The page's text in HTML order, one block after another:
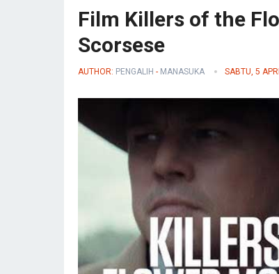
Film Killers of the
Scorsese
AUTHOR: PENGALIH - MANASUKA SABTU, 5